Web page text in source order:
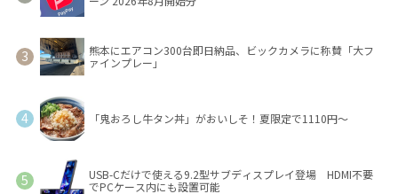
熊本にエアコン300台即日納品、ビックカメラに称賛「大フ
ァインプレー」
「鬼おろし牛タン丼」がおいしそ！夏限定で1110円～
USB-Cだけで使える9.2型サブディスプレイ登場 HDMI不要
でPCケース内にも設置可能